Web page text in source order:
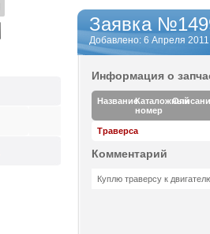
Заявка
Добавлено: 6 Апреля 2011
Информация о
НазваниеКаталожный
номер
Траверса
Комментарий
Куплю траверсу к